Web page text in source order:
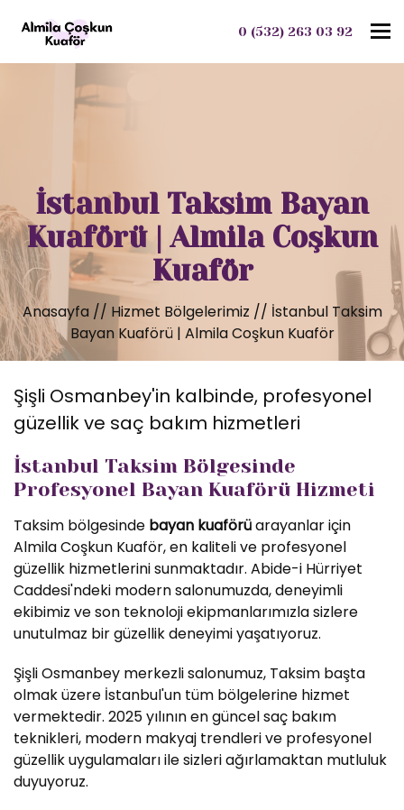
0 (532) 263 03 92
İstanbul Taksim Bayan
Kuaförü | Almila Coşkun
Kuaför
Anasayfa // Hizmet Bölgelerimiz // İstanbul Taksim
Bayan Kuaförü | Almila Coşkun Kuaför
Şişli Osmanbey'in kalbinde, profesyonel
güzellik ve saç bakım hizmetleri
İstanbul Taksim Bölgesinde
Profesyonel Bayan Kuaförü Hizmeti
Taksim bölgesinde bayan kuaförüarayanlar için
Almila Coşkun Kuaför, en kaliteli ve profesyonel
güzellik hizmetlerini sunmaktadır. Abide-i Hürriyet
Caddesi'ndeki modern salonumuzda, deneyimli
ekibimiz ve son teknoloji ekipmanlarımızla sizlere
unutulmaz bir güzellik deneyimi yaşatıyoruz.
Şişli Osmanbey merkezli salonumuz, Taksim başta
olmak üzere İstanbul'un tüm bölgelerine hizmet
vermektedir. 2025 yılının en güncel saç bakım
teknikleri, modern makyaj trendleri ve profesyonel
güzellik uygulamaları ile sizleri ağırlamaktan mutluluk
duyuyoruz.